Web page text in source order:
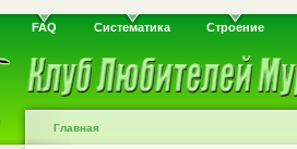
FAQ Систематика Строение
Главная